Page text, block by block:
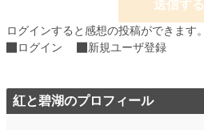
年間ポイント 1,246 pt (78,889 位)
送信する
ログインすると感想の投稿ができます。
ログイン
新規ユーザ登録
紅と碧湖のプロフィール